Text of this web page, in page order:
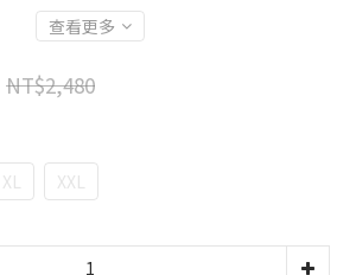
查看更多
NT$2,480
XL XXL